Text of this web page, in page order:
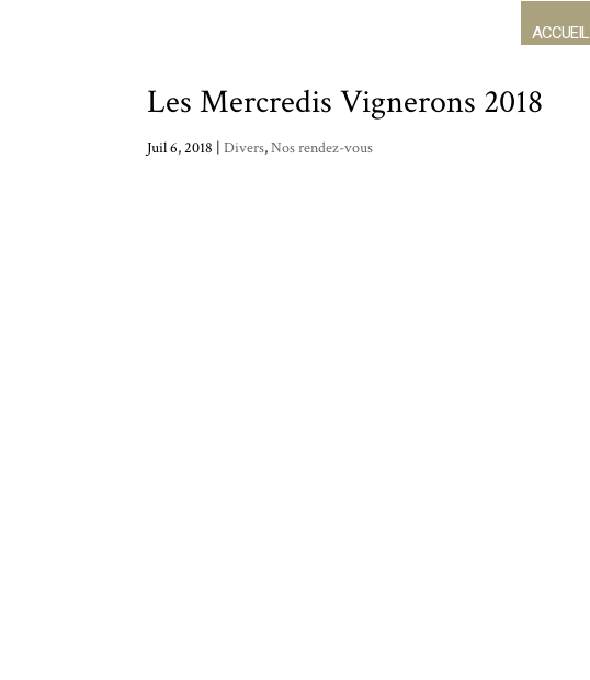
ACCUEIL
Les Mercredis Vignerons 2018
Juil 6, 2018 |Divers,Nos rendez-vous